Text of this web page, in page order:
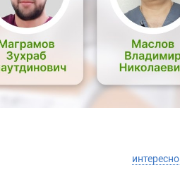
интересно